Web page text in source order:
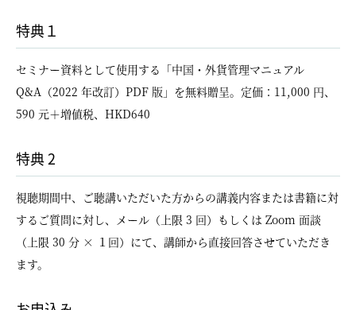
特典１
セミナー資料として使用する「中国・外貨管理マニュアル
Q&A（2022 年改訂）PDF 版」を無料贈呈。定価：11,000 円、
590 元＋増値税、HKD640
特典 2
視聴期間中、ご聴講いただいた方からの講義内容または書籍に対
するご質問に対し、メール（上限 3 回）もしくは Zoom 面談
（上限 30 分 × １回）にて、講師から直接回答させていただき
ます。